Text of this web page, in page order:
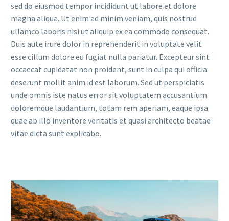
sed do eiusmod tempor incididunt ut labore et dolore
magna aliqua. Ut enim ad minim veniam, quis nostrud
ullamco laboris nisi ut aliquip ex ea commodo consequat.
Duis aute irure dolor in reprehenderit in voluptate velit
esse cillum dolore eu fugiat nulla pariatur. Excepteur sint
occaecat cupidatat non proident, sunt in culpa qui officia
deserunt mollit anim id est laborum. Sed ut perspiciatis
unde omnis iste natus error sit voluptatem accusantium
doloremque laudantium, totam rem aperiam, eaque ipsa
quae ab illo inventore veritatis et quasi architecto beatae
vitae dicta sunt explicabo.